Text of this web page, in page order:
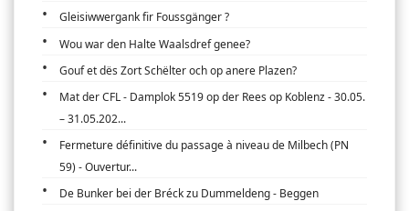
Gleisiwwergank fir Foussgänger ?
Wou war den Halte Waalsdref genee?
Gouf et dës Zort Schëlter och op anere Plazen?
Mat der CFL - Damplok 5519 op der Rees op Koblenz - 30.05.
– 31.05.202...
Fermeture définitive du passage à niveau de Milbech (PN
59) - Ouvertur...
De Bunker bei der Bréck zu Dummeldeng - Beggen